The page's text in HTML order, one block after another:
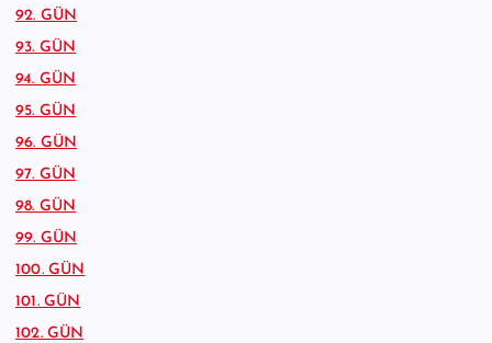
92. GÜN
93. GÜN
94. GÜN
95. GÜN
96. GÜN
97. GÜN
98. GÜN
99. GÜN
100. GÜN
101. GÜN
102. GÜN